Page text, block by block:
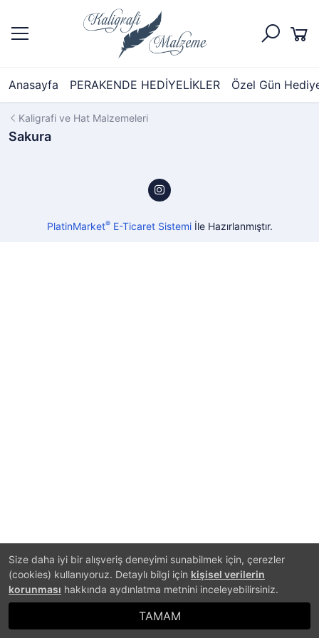
Anasayfa PERAKENDE HEDİYELİKLER Özel Gün
Size daha iyi bir alışveriş deneyimi sunabilmek için, çerezler
(cookies) kullanıyoruz. Detaylı bilgi için kişisel verilerin
korunması hakkında aydınlatma metnini inceleyebilirsiniz.
TAMAM
Kaligrafi ve Hat Malzemeleri
Sakura
PlatinMarket®E-Ticaret Sistemiİle Hazırlanmıştır.